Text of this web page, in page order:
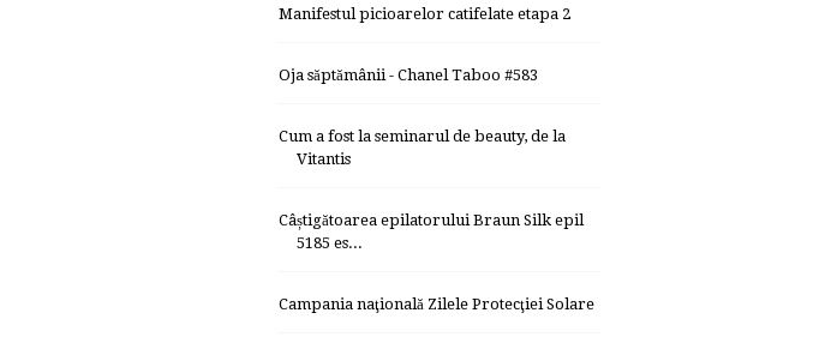
Manifestul picioarelor catifelate etapa 2
Oja săptămânii - Chanel Taboo #583
Cum a fost la seminarul de beauty, de la
Vitantis
Câștigătoarea epilatorului Braun Silk epil
5185 es...
Campania naţională Zilele Protecţiei Solare